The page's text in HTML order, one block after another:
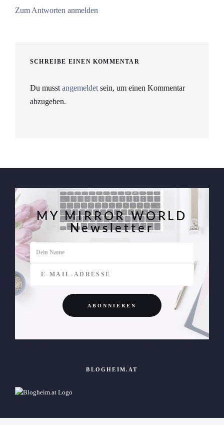
Zum Antworten anmelden
SCHREIBE EINEN KOMMENTAR
Du musst angemeldet sein, um einen Kommentar
abzugeben.
MY MIRROR WORLD
Newsletter
BLOGHEIM.AT